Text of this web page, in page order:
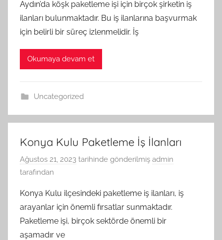
Aydın’da köşk paketleme işi için birçok şirketin iş
ilanları bulunmaktadır. Bu iş ilanlarına başvurmak
için belirli bir süreç izlenmelidir. İş
Okumaya devam et
Uncategorized
Konya Kulu Paketleme İş İlanları
Ağustos 21, 2023 tarihinde gönderilmiş admin
tarafından
Konya Kulu ilçesindeki paketleme iş ilanları, iş
arayanlar için önemli fırsatlar sunmaktadır.
Paketleme işi, birçok sektörde önemli bir
aşamadır ve